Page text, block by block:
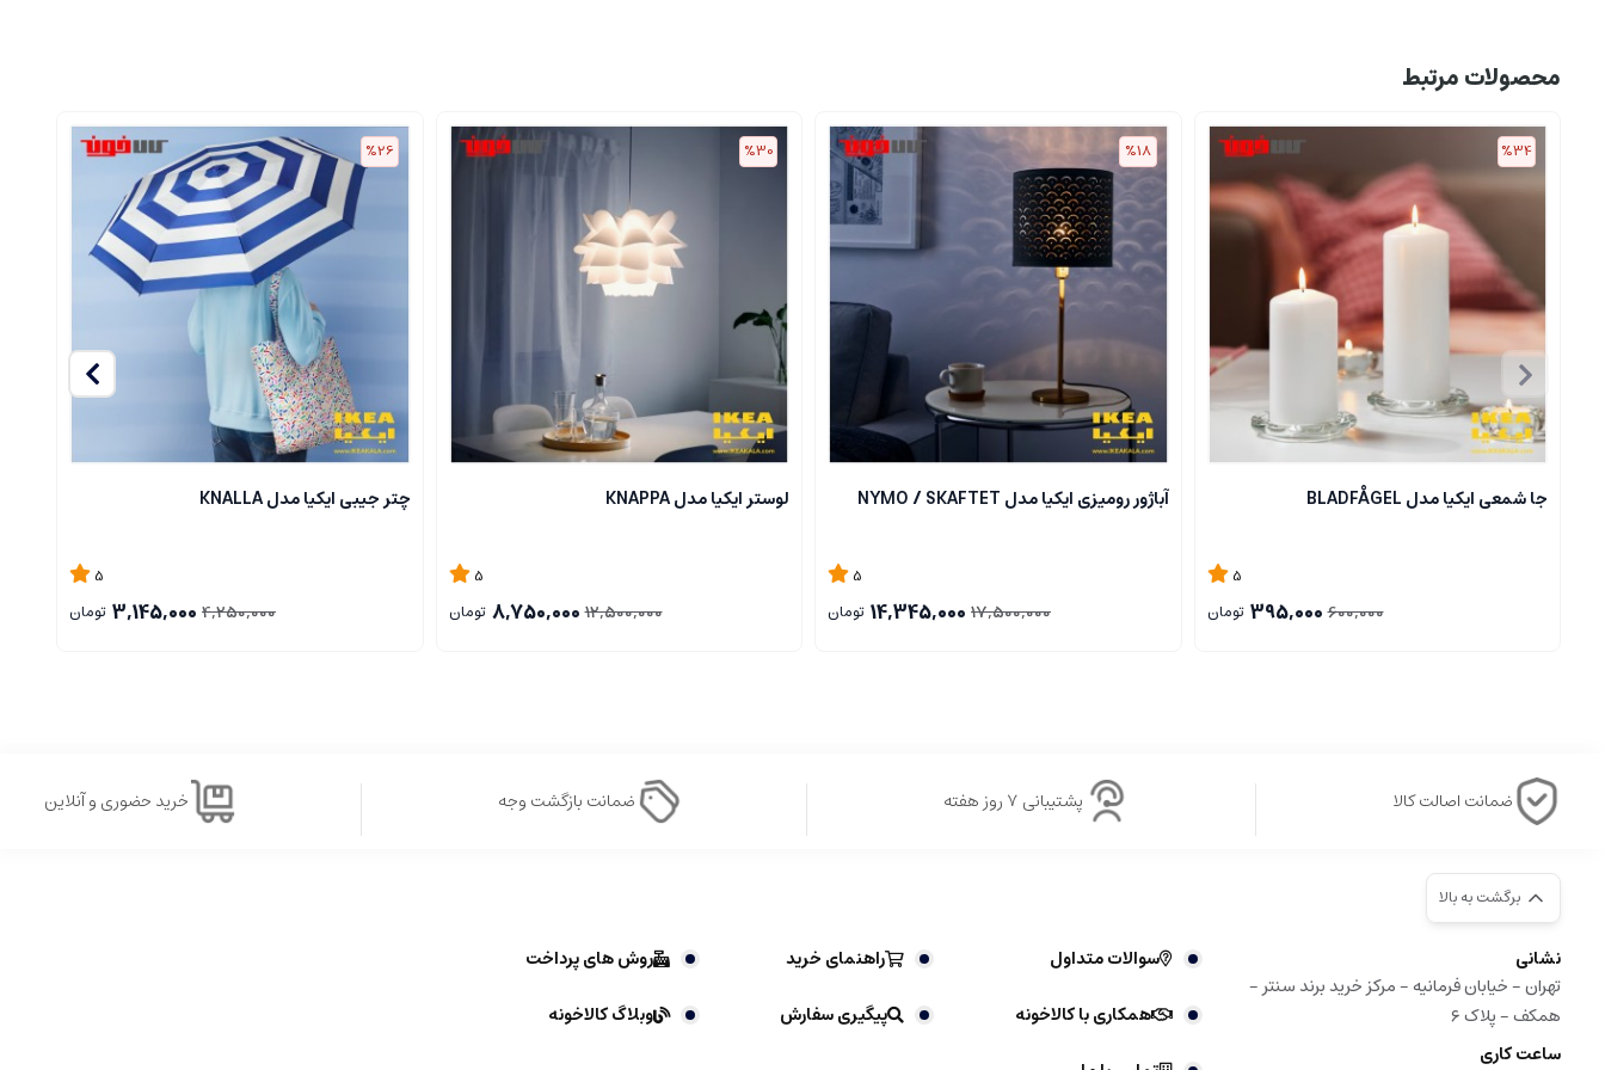
محصولات مرتبط
%34
جا شمعی ایکیا مدل BLADFÅGEL
5
600,000
395,000 تومان
%18
آباژور رومیزی ایکیا مدل NYMO / SKAFTET
5
17,500,000
14,345,000 تومان
%30
لوستر ایکیا مدل KNAPPA
5
12,500,000
8,750,000 تومان
%26
چتر جیبی ایکیا مدل KNALLA
5
4,250,000
3,145,000 تومان
ضمانت اصالت کالا پشتیبانی ۷ روز هفته ضمانت بازگشت وجه خرید حضوری و آنلاین
برگشت به بالا
نشانی
تهران - خیابان فرمانیه - مرکز خرید برند سنتر -
همکف - پلاک ۶
ساعت کاری
سوالات متداول راهنمای خرید
روش های پرداخت
همکاری با کالاخونه
پیگیری سفارش
وبلاگ کالاخونه